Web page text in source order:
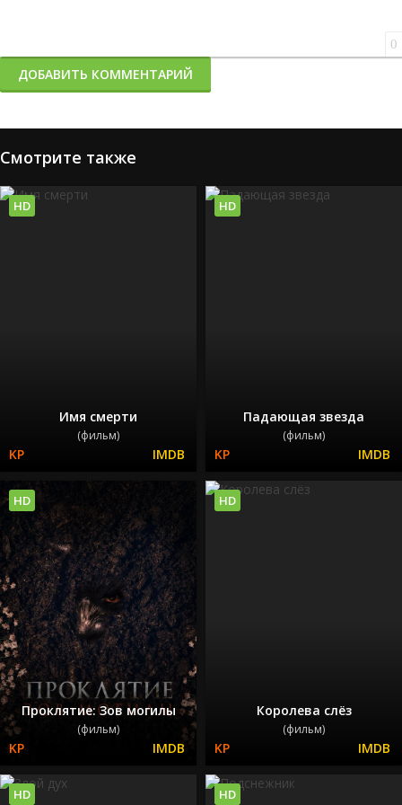
0
ДОБАВИТЬ КОММЕНТАРИЙ
Смотрите также
Имя смерти
(фильм)
HD
Падающая звезда
(фильм)
HD
Проклятие: Зов могилы
(фильм)
HD
Королева слёз
(фильм)
HD
HD HD